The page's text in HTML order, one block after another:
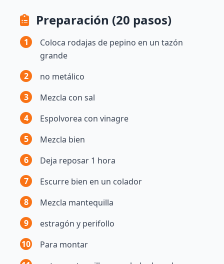
Preparación (20 pasos)
1
Coloca rodajas de pepino en un tazón
grande
2
no metálico
3
Mezcla con sal
4
Espolvorea con vinagre
5
Mezcla bien
6
Deja reposar 1 hora
7
Escurre bien en un colador
8
Mezcla mantequilla
9
estragón y perifollo
10
Para montar